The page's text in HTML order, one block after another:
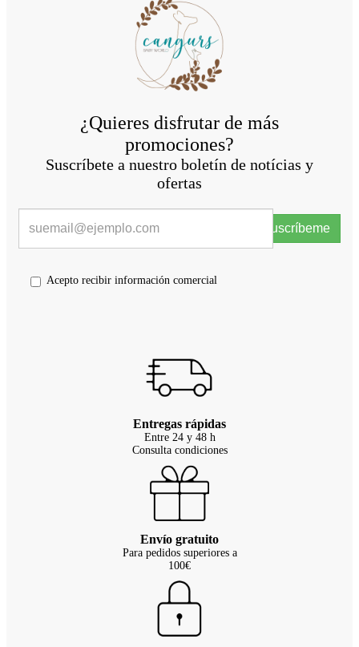
¿Quieres disfrutar de más
promociones?
Suscríbete a nuestro boletín de notícias y
ofertas
Suscríbeme
Acepto recibir información comercial
Entregas rápidas
Entre 24 y 48 h
Consulta condiciones
Envío gratuito
Para pedidos superiores a
100€